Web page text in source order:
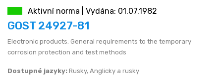
JEN (JPY)
RUBL (RUB)
DOLAR (USD)
eshop@normservis.cz
Aktivní norma | Vydána: 01.07.1982
GOST 24927-81
Electronic products. General requirements to the temporary
corrosion protection and test methods
Dostupné jazyky: Rusky, Anglicky a rusky